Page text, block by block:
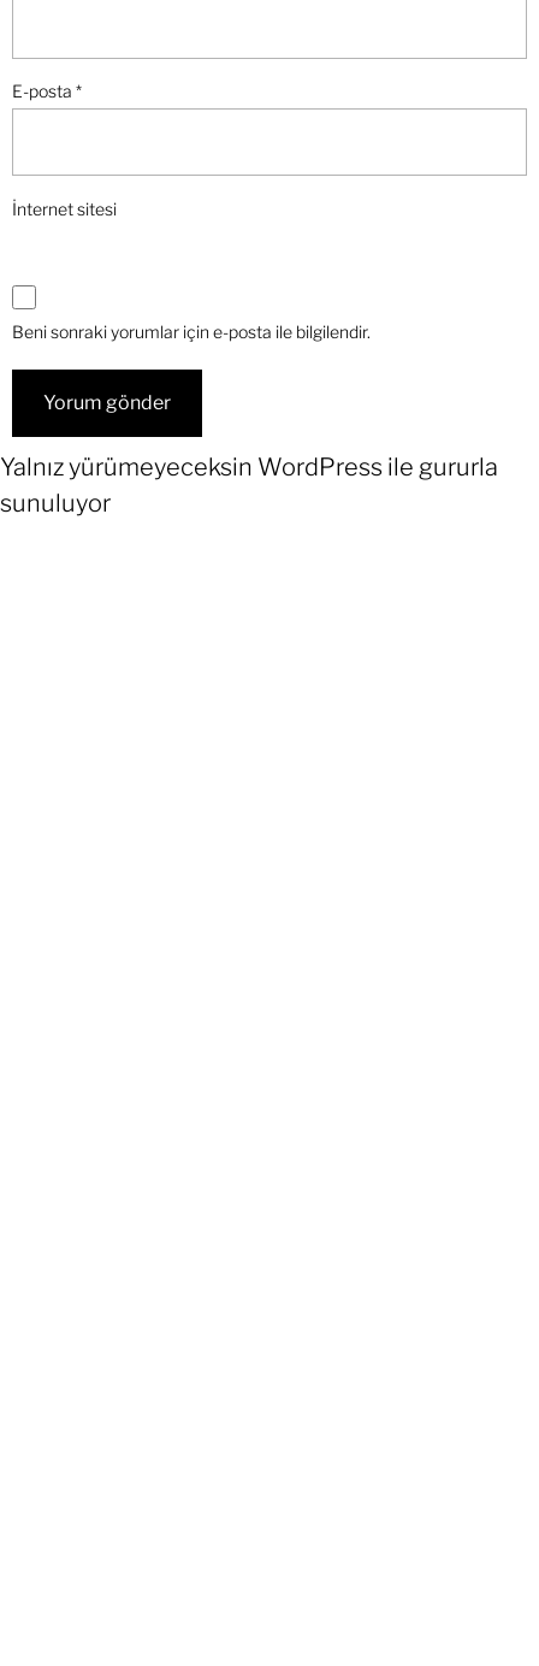
E-posta *
İnternet sitesi
Beni sonraki yorumlar için e-posta ile bilgilendir.
Yalnız yürümeyeceksin WordPress ile gururla
sunuluyor